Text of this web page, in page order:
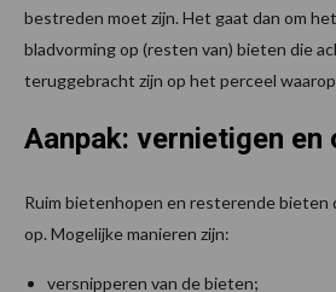
bestreden moet zijn. Het gaat dan om
bladvorming op (resten van) bieten die
teruggebracht zijn op het perceel
Aanpak: vernietigen en
Ruim bietenhopen en resterende bieten
op. Mogelijke manieren zijn:
versnipperen van de bieten;